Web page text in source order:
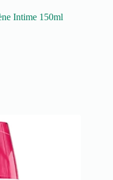
Intime 150ml